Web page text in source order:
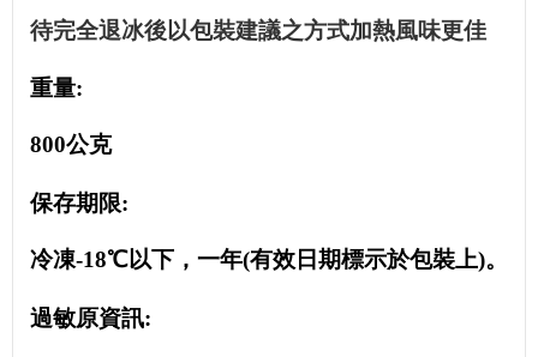
待完全退冰後以包裝建議之方式加熱風味更佳
重量:
800公克
保存期限:
冷凍-18℃以下，一年(有效日期標示於包裝上)。
過敏原資訊: